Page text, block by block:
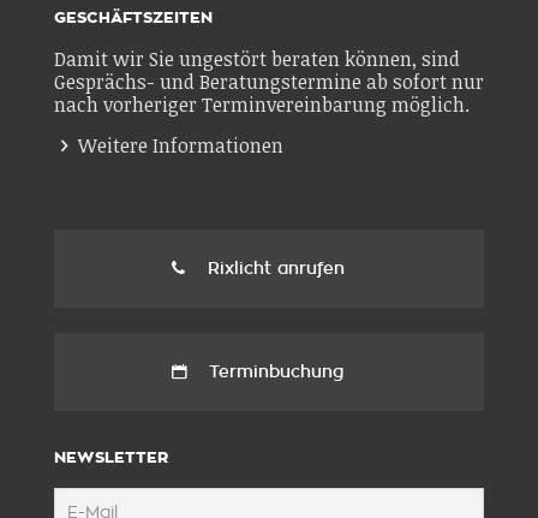
GESCHÄFTSZEITEN
Damit wir Sie ungestört beraten können, sind
Gesprächs- und Beratungstermine ab sofort nur
nach vorheriger Terminvereinbarung möglich.
Weitere Informationen
Rixlicht anrufen
Terminbuchung
NEWSLETTER